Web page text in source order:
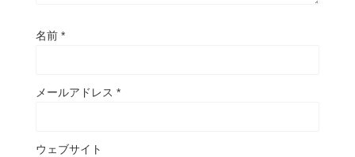
名前 *
メールアドレス *
ウェブサイト